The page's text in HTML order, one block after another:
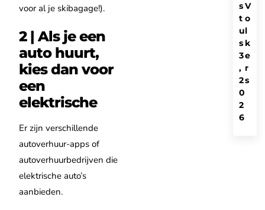
voor al je skibagage!).
2 | Als je een
auto huurt,
kies dan voor
een
elektrische
Er zijn verschillende
autoverhuur-apps of
autoverhuurbedrijven die
elektrische auto’s
aanbieden.
V
o
l
k
e
r
s
s
t
u
s
3
,
2
0
2
6